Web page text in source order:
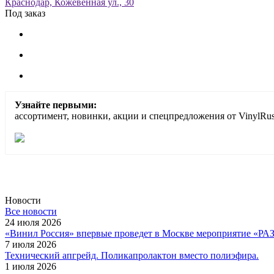
Краснодар, Кожевенная ул., 30
Под заказ
Узнайте первыми:
ассортимент, новинки, акции и спецпредложения от
Новости
Все новости
24 июля 2026
«Винил Россия» впервые проведет в Москве
7 июля 2026
Технический апгрейд. Поликапролактон вместо полиэфира.
1 июля 2026